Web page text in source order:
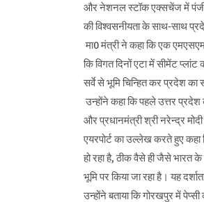
और नेशनल स्टॉक एक्सचेंज में
की विश्वसनीयता के साथ-साथ
मा0 मंत्री ने कहा कि एक
कि विगत दिनों एटा में सीमेंट
सर्वे से भूमि चिन्हित कर प्रदेश
उन्होंने कहा कि पहले उत्तर प्रदेश
और प्रधानमंत्री श्री नरेन्द्र
एयरपोर्ट का उल्लेख करते हुए कहा
हो रहा है, ठीक वैसे ही जैसे भारत
भूमि पर किया जा रहा है। यह
उन्होंने बताया कि गोरखपुर में